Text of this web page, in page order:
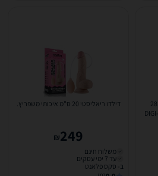
דילדו אגדי רוטט עבה גדול מאוד 28
סנטימטר עובי 6 סנטימטר וניצמד. DIGI-
דילדו ריאליסטי 20 ס"מ איכותי משפריץ.
249
₪
משלוח חינם
עד 7 ימי עסקים
ב- סקס פלאנט